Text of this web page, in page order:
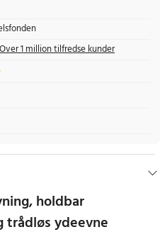
1 million tilfredse kunder
holdbar
ydeevne